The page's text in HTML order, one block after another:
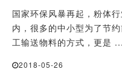
国家环保风暴再起，粉体
内，很多的中小型为了节
工输送物料的方式，更是 ...
2018-05-26